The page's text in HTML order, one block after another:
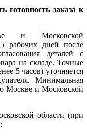
готовность заказа к
и Московской
рабочих дней после
деталей с
на складе. Точные
5 часов) уточняется
Минимальная
Москве и Московской
области (при